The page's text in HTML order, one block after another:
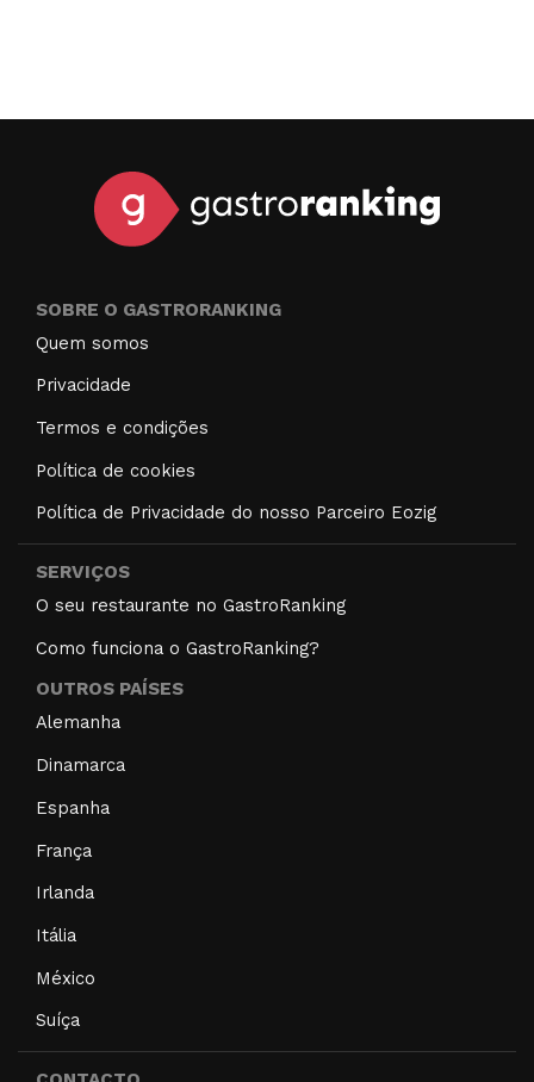
SOBRE O GASTRORANKING
Quem somos
Privacidade
Termos e condições
Política de cookies
Política de Privacidade do nosso Parceiro Eozig
SERVIÇOS
O seu restaurante no GastroRanking
Como funciona o GastroRanking?
OUTROS PAÍSES
Alemanha
Dinamarca
Espanha
França
Irlanda
Itália
México
Suíça